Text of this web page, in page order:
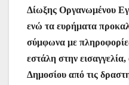
Δίωξης Οργανωμένου
ενώ τα ευρήματα
σύμφωνα με
εστάλη στην
Δημοσίου από τις